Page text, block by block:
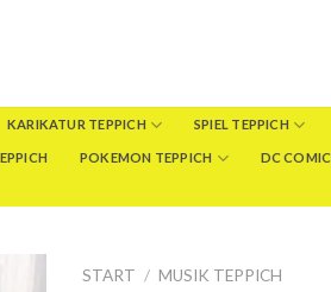
KARIKATUR TEPPICH SPIEL TEPPICH
POKEMON TEPPICH DC
START / MUSIK TEPPICH